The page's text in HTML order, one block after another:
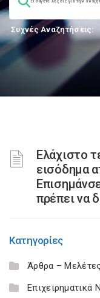
Συχνές Αναζητήσεις:
Ελάχιστο
εισόδημα
πρέπει να
Κατηγορίες
Άρθρα –
Επιχειρηματικά